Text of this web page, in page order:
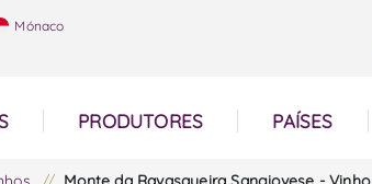
Mónaco
PRODUTORES PAÍSES